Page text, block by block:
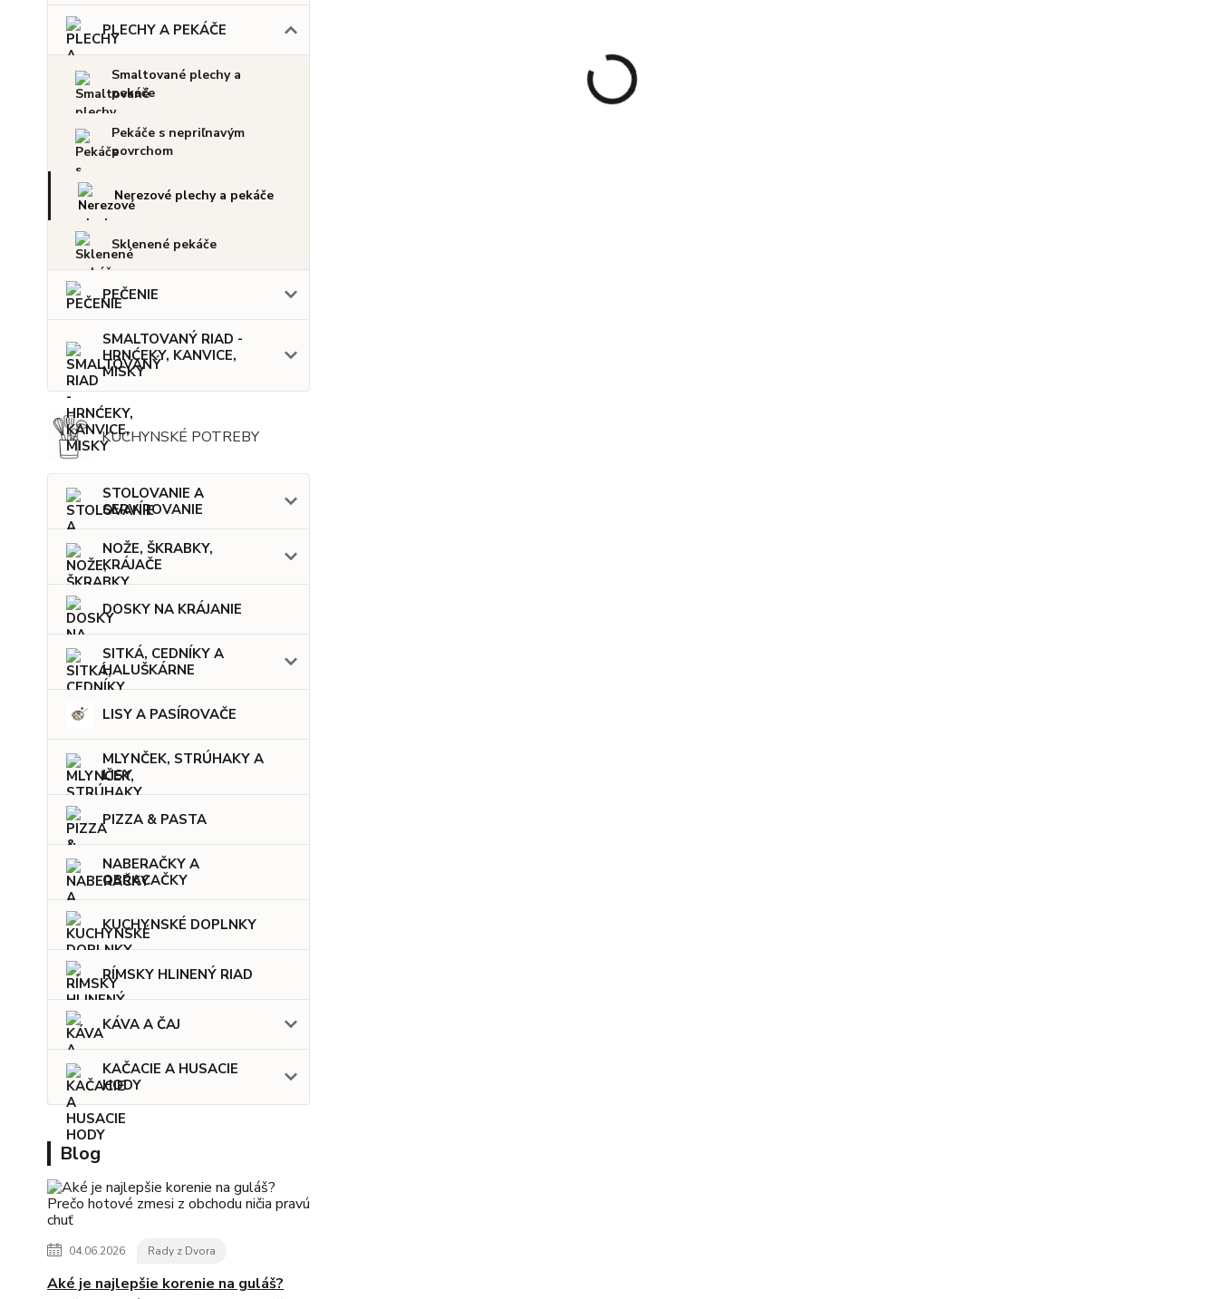
PLECHY A PEKÁČE
Smaltované plechy a
pekáče
Pekáče s nepriľnavým
povrchom
Nerezové plechy a pekáče
Sklenené pekáče
PEČENIE
SMALTOVANÝ RIAD -
HRNĆEKY, KANVICE,
MISKY
KUCHYNSKÉ POTREBY
STOLOVANIE A
SERVÍROVANIE
NOŽE, ŠKRABKY,
KRÁJAČE
DOSKY NA KRÁJANIE
SITKÁ, CEDNÍKY A
HALUŠKÁRNE
LISY A PASÍROVAČE
MLYNČEK, STRÚHAKY A
LISY
PIZZA & PASTA
NABERAČKY A
OBRACAČKY
KUCHYNSKÉ DOPLNKY
RÍMSKY HLINENÝ RIAD
KÁVA A ČAJ
KAČACIE A HUSACIE
HODY
Blog
04.06.2026 Rady z Dvora
Aké je najlepšie korenie na guláš?